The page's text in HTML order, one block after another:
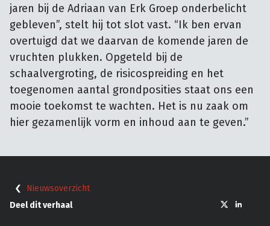
jaren bij de Adriaan van Erk Groep onderbelicht
gebleven”, stelt hij tot slot vast. “Ik ben ervan
overtuigd dat we daarvan de komende jaren de
vruchten plukken. Opgeteld bij de
schaalvergroting, de risicospreiding en het
toegenomen aantal grondposities staat ons een
mooie toekomst te wachten. Het is nu zaak om
hier gezamenlijk vorm en inhoud aan te geven.”
Nieuwsoverzicht
Deel dit verhaal